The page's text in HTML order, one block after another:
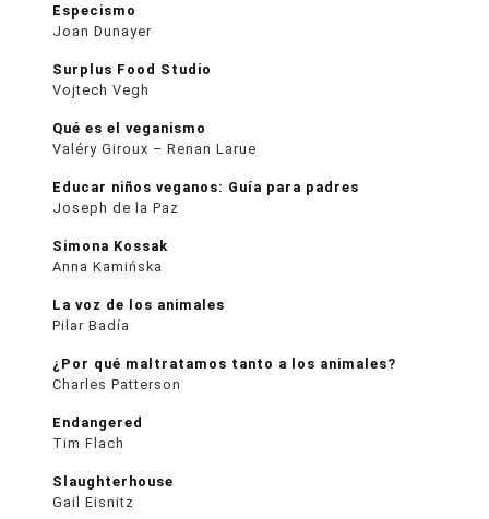
Especismo
Joan Dunayer
Surplus Food Studio
Vojtech Vegh
Qué es el veganismo
Valéry Giroux – Renan Larue
Educar niños veganos: Guía para padres
Joseph de la Paz
Simona Kossak
Anna Kamińska
La voz de los animales
Pilar Badía
¿Por qué maltratamos tanto a los animales?
Charles Patterson
Endangered
Tim Flach
Slaughterhouse
Gail Eisnitz